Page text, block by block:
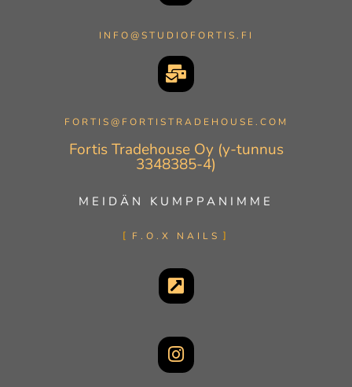
INFO@STUDIOFORTIS.FI
FORTIS@FORTISTRADEHOUSE.COM
Fortis Tradehouse Oy (y-tunnus
3348385-4)
MEIDÄN KUMPPANIMME
F.O.X NAILS